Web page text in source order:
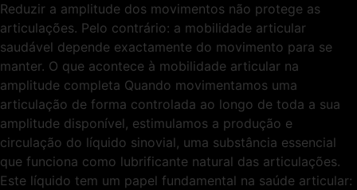
Reduzir a amplitude dos movimentos não protege as
articulações. Pelo contrário: a mobilidade articular
saudável depende exactamente do movimento para se
manter. O que acontece à mobilidade articular na
amplitude completa Quando movimentamos uma
articulação de forma controlada ao longo de toda a sua
amplitude disponível, estimulamos a produção e
circulação do líquido sinovial, uma substância essencial
que funciona como lubrificante natural das articulações.
Este líquido tem um papel fundamental na saúde articular: